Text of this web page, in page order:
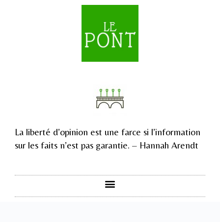
La liberté d’opinion est une farce si l’information
sur les faits n’est pas garantie. – Hannah Arendt